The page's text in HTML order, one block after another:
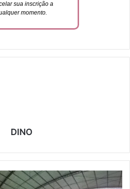
sua inscrição a
momento.
DINO